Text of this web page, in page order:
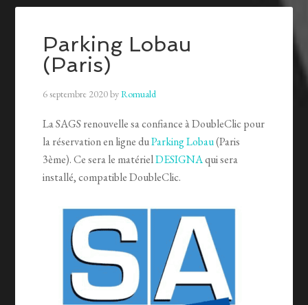
Parking Lobau
(Paris)
6 septembre 2020byRomuald
La SAGS renouvelle sa confiance à DoubleClic pour
la réservation en ligne duParking Lobau(Paris
3ème). Ce sera le matérielDESIGNAqui sera
installé, compatible DoubleClic.